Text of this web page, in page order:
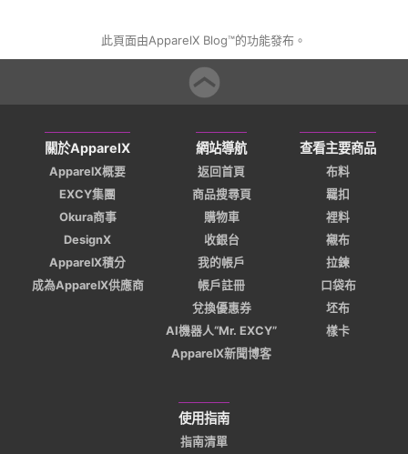
此頁面由ApparelX Blog™的功能發布。
關於ApparelX
ApparelX概要
EXCY集團
Okura商事
DesignX
ApparelX積分
成為ApparelX供應商
網站導航
返回首頁
商品搜尋頁
購物車
收銀台
我的帳戶
帳戶註冊
兌換優惠券
AI機器人“Mr. EXCY”
ApparelX新聞博客
查看主要商品
布料
羈扣
裡料
襯布
拉鍊
口袋布
坯布
樣卡
使用指南
指南清單